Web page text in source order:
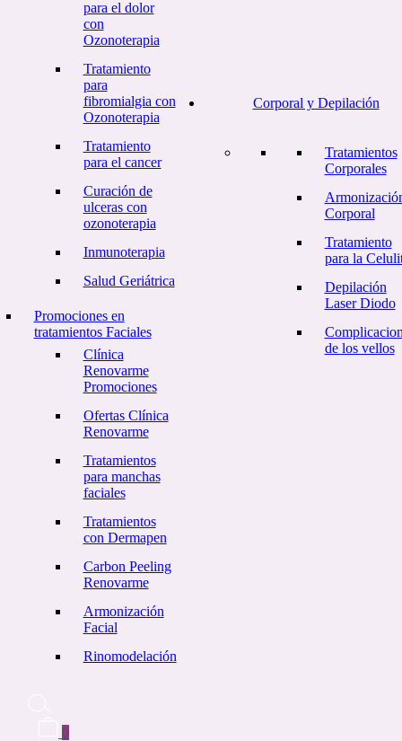
para el dolor
con
Ozonoterapia
Tratamiento
para
fibromialgia con
Ozonoterapia
Tratamiento
para el cancer
Curación de
ulceras con
ozonoterapia
Inmunoterapia
Salud Geriátrica
Promociones en
tratamientos Faciales
Clínica
Renovarme
Promociones
Ofertas Clínica
Renovarme
Tratamientos
para manchas
faciales
Tratamientos
con Dermapen
Carbon Peeling
Renovarme
Armonización
Facial
Rinomodelación
Corporal y Depilación
Tratamientos
Corporales
Corporal
Tratamiento
para la
Depilación
Laser Diodo
de los vellos
0